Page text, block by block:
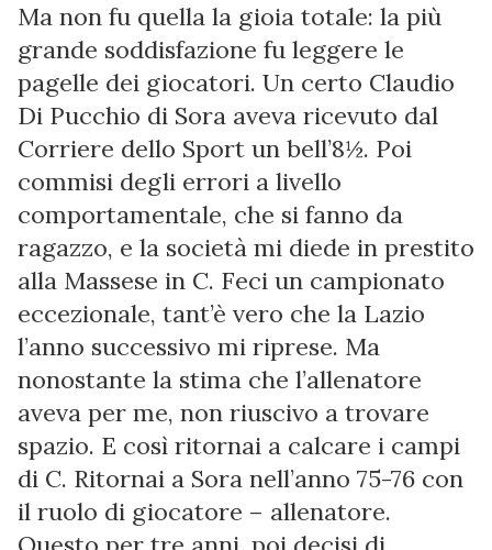
Ma non fu quella la gioia totale: la più
grande soddisfazione fu leggere le
pagelle dei giocatori. Un certo Claudio
Di Pucchio di Sora aveva ricevuto dal
Corriere dello Sport un bell’8½. Poi
commisi degli errori a livello
comportamentale, che si fanno da
ragazzo, e la società mi diede in prestito
alla Massese in C. Feci un campionato
eccezionale, tant’è vero che la Lazio
l’anno successivo mi riprese. Ma
nonostante la stima che l’allenatore
aveva per me, non riuscivo a trovare
spazio. E così ritornai a calcare i campi
di C. Ritornai a Sora nell’anno 75-76 con
il ruolo di giocatore – allenatore.